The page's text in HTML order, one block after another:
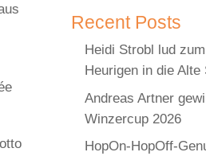
Recent Posts
Heidi Strobl lud zum
Heurigen in die Alte
Andreas Artner
Winzercup 2026
HopOn-HopOff-